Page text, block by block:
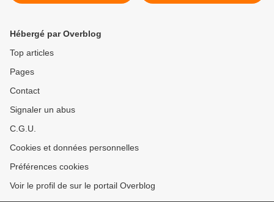
Hébergé par Overblog
Top articles
Pages
Contact
Signaler un abus
C.G.U.
Cookies et données personnelles
Préférences cookies
Voir le profil de sur le portail Overblog